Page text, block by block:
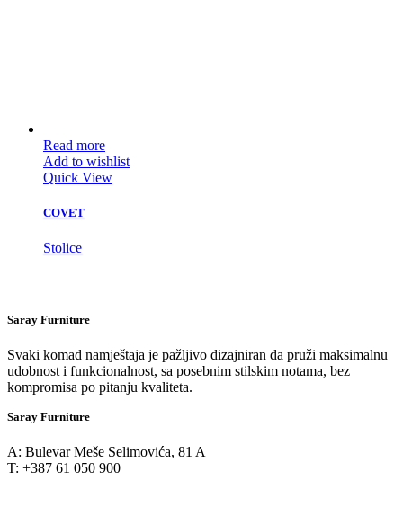
Read more
Add to wishlist
Quick View
COVET
Stolice
Saray Furniture
Svaki komad namještaja je pažljivo dizajniran da pruži maksimalnu
udobnost i funkcionalnost, sa posebnim stilskim notama, bez
kompromisa po pitanju kvaliteta.
Saray Furniture
A: Bulevar Meše Selimovića, 81 A
T: +387 61 050 900